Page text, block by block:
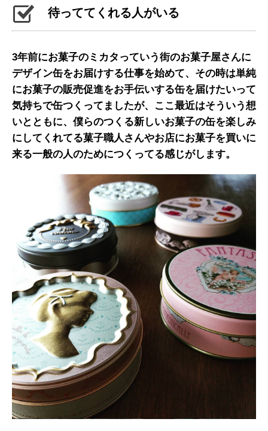
待っててくれる人がいる
3年前にお菓子のミカタっていう街のお菓子屋さんに
デザイン缶をお届けする仕事を始めて、その時は単純
にお菓子の販売促進をお手伝いする缶を届けたいって
気持ちで缶つくってましたが、ここ最近はそういう想
いとともに、僕らのつくる新しいお菓子の缶を楽しみ
にしてくれてる菓子職人さんやお店にお菓子を買いに
来る一般の人のためにつくってる感じがします。